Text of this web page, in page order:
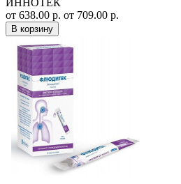
от 638.00 р. от 709.00 р.
В корзину